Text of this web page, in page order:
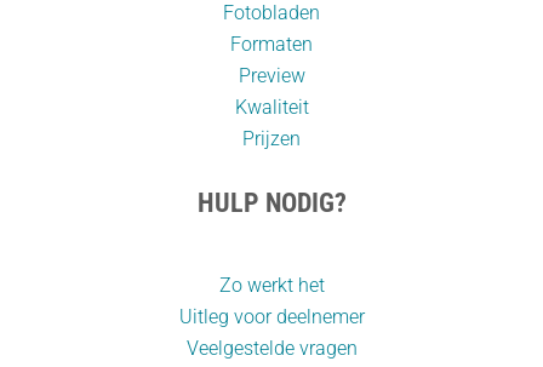
Fotobladen
Formaten
Preview
Kwaliteit
Prijzen
HULP NODIG?
Zo werkt het
Uitleg voor deelnemer
Veelgestelde vragen